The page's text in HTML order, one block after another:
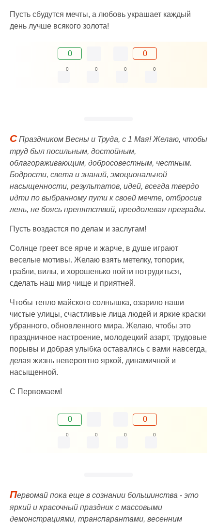
Пусть сбудутся мечты, а любовь украшает каждый
день лучше всякого золота!
0 0
0 0 0 0
СПраздником Весны и Труда, с 1 Мая! Желаю, чтобы
труд был посильным, достойным,
облагораживающим, добросовестным, честным.
Бодрости, света и знаний, эмоциональной
насыщенности, результатов, идей, всегда твердо
идти по выбранному пути к своей мечте, отбросив
лень, не боясь препятствий, преодолевая преграды.
Пусть воздастся по делам и заслугам!
Солнце греет все ярче и жарче, в душе играют
веселые мотивы. Желаю взять метелку, топорик,
грабли, вилы, и хорошенько пойти потрудиться,
сделать наш мир чище и приятней.
Чтобы тепло майского солнышка, озарило наши
чистые улицы, счастливые лица людей и яркие краски
убранного, обновленного мира. Желаю, чтобы это
праздничное настроение, молодецкий азарт, трудовые
порывы и добрая улыбка оставались с вами навсегда,
делая жизнь невероятно яркой, динамичной и
насыщенной.
С Первомаем!
0 0
0 0 0 0
Первомай пока еще в сознании большинства - это
яркий и красочный праздник с массовыми
демонстрациями, транспарантами, весенним